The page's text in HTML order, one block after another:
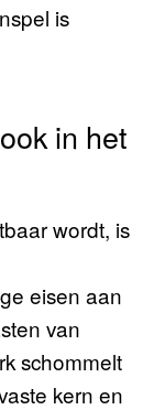
is
in het
wordt, is
eisen aan
van
schommelt
kern en